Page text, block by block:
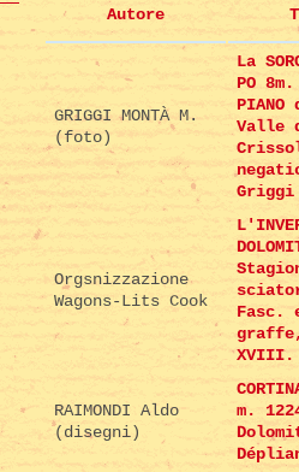
Autore
GRIGGI MONTÀ M.
(foto)
La
PO
Valle
Griggi
Orgsnizzazione
Wagons-Lits Cook
Fasc.
XVIII.
RAIMONDI Aldo
(disegni)
m.